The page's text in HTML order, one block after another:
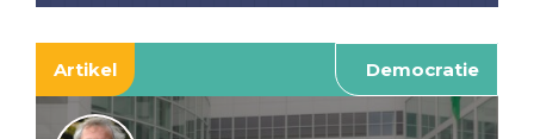
Artikel Democratie